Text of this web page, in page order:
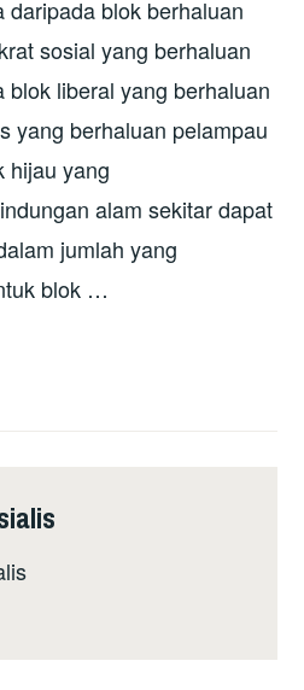
blok berhaluan
sosial yang berhaluan
blok liberal yang berhaluan
yang berhaluan pelampau
hijau yang
alam sekitar dapat
jumlah yang
blok …